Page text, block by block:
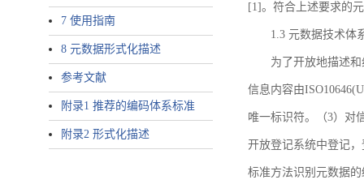
7 使用指南
8 元数据形式化描述
参考文献
附录1 推荐的编码体系标准
附录2 形式化描述
[1]。符合上述要求的
1.3 元数据技术体
为了开放地描述
信息内容由
唯一标识符。（3）对
开放登记系统中登记
标准方法识别元数据